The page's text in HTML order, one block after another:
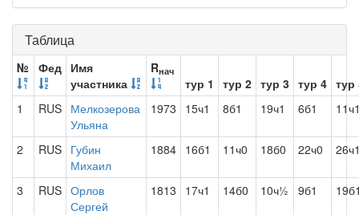
Таблица
№ Фед Имя
участника
Rнач
тур 1 тур 2 тур 3 тур 4 тур
1
RUS Мелкозерова
Ульяна
1973 15ч1 8б1 19ч1 6б1
2 RUS Губин
Михаил
1884 16б1 11ч0 18б0 22ч0
3 RUS Орлов
Сергей
1813 17ч1 14б0 10ч½ 9б1